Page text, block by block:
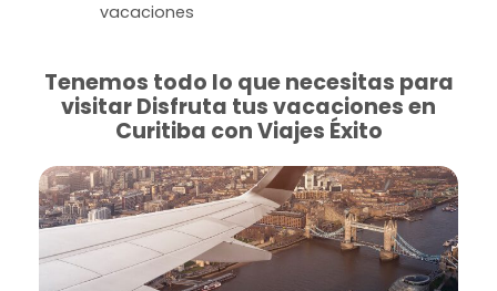
vacaciones
Tenemos todo lo que necesitas para
visitar Disfruta tus vacaciones en
Curitiba con Viajes Éxito